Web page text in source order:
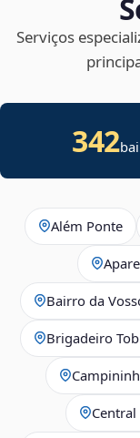
Serviços
342
Além Ponte
Bairro da
Brigadeiro